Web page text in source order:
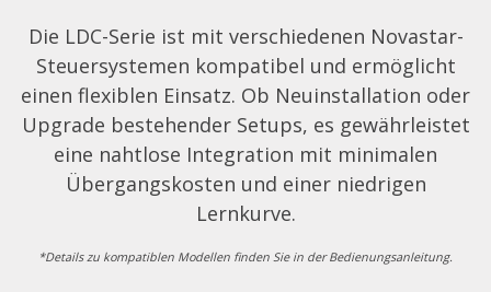
Die LDC-Serie ist mit verschiedenen Novastar-
Steuersystemen kompatibel und ermöglicht
einen flexiblen Einsatz. Ob Neuinstallation oder
Upgrade bestehender Setups, es gewährleistet
eine nahtlose Integration mit minimalen
Übergangskosten und einer niedrigen
Lernkurve.
*Details zu kompatiblen Modellen finden Sie in der Bedienungsanleitung.